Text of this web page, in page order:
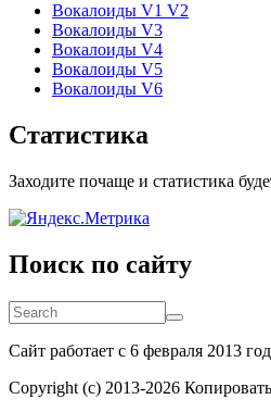
Вокалоиды V1 V2
Вокалоиды V3
Вокалоиды V4
Вокалоиды V5
Вокалоиды V6
Статистика
Заходите почаще и статистика
Поиск по сайту
Search
Search
Сайт работает с 6 февраля 2013
Copyright (c) 2013-2026